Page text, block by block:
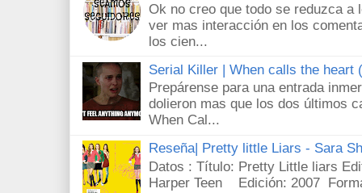
Ok no creo que todo se reduzca a
ver mas interacción en los
los cien...
Serial Killer | When calls the heart
Prepárense para una entrada
dolieron mas que los dos últimos
When Cal...
Reseña| Pretty little Liars - Sara
Datos : Título: Pretty Little liars
Harper Teen Edición: 2007